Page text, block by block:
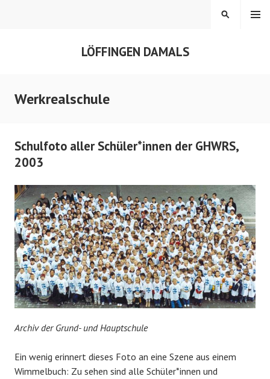
LÖFFINGEN DAMALS
MENÜ
SUCHEN
Werkrealschule
Schulfoto aller Schüler*innen der GHWRS,
2003
Archiv der Grund- und Hauptschule
Ein wenig erinnert dieses Foto an eine Szene aus einem
Wimmelbuch: Zu sehen sind alle Schüler*innen und